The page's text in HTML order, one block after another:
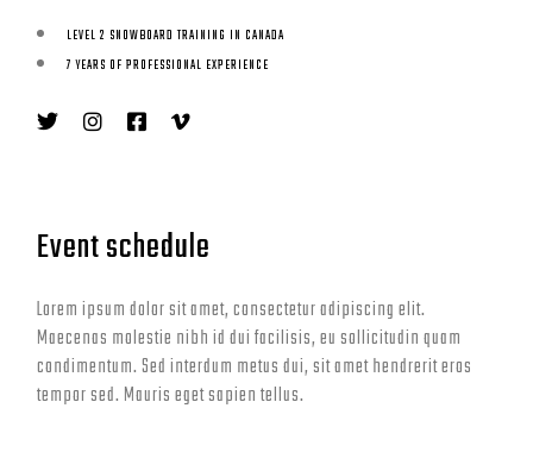
LEVEL 2 SNOWBOARD TRAINING IN CANADA
7 YEARS OF PROFESSIONAL EXPERIENCE
Event schedule
Lorem ipsum dolor sit amet, consectetur adipiscing elit.
Maecenas molestie nibh id dui facilisis, eu sollicitudin quam
condimentum. Sed interdum metus dui, sit amet hendrerit eros
tempor sed. Mauris eget sapien tellus.